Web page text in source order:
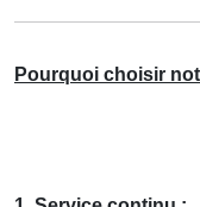
Pourquoi choisir